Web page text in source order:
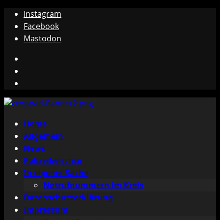
Zum
Inhalt
springen
Instagram
Facebook
Mastodon
Primäres
Menü
Home
Allgemein
News
Polizeiberichte
In eigener Sache
Notrufnummern im Kreis
Datenschutzerklärung
Impressum